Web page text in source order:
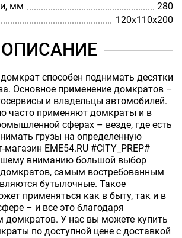
мм
280
120х110х200
ОПИСАНИЕ
способен поднимать десятки
Основное применение домкратов –
и владельцы автомобилей.
часто применяют домкраты и в
сферах – везде, где есть
грузы на определенную
магазин EME54.RU #CITY_PREP#
вниманию большой выбор
домкратов, самым востребованным
бутылочные. Такое
применяться как в быту, так и в
– и все это благодаря
домкратов. У нас вы можете купить
по доступной цене с доставкой